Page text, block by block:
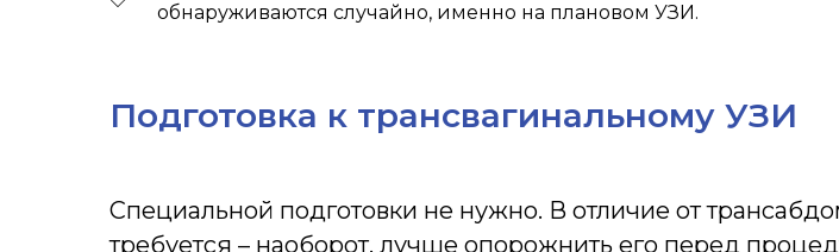
обнаруживаются случайно, именно на плановом УЗИ.
Подготовка к трансвагинальному УЗИ
Специальной подготовки не нужно. В отличие от
требуется – наоборот, лучше опорожнить его перед